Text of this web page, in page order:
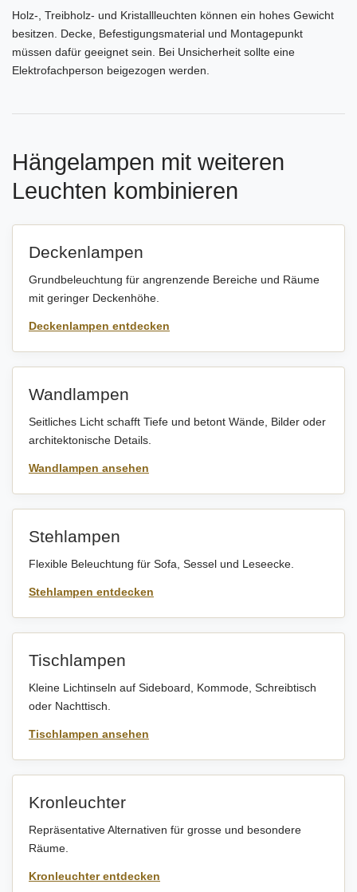
Holz-, Treibholz- und Kristallleuchten können ein hohes Gewicht
besitzen. Decke, Befestigungsmaterial und Montagepunkt
müssen dafür geeignet sein. Bei Unsicherheit sollte eine
Elektrofachperson beigezogen werden.
Hängelampen mit weiteren
Leuchten kombinieren
Deckenlampen
Grundbeleuchtung für angrenzende Bereiche und Räume
mit geringer Deckenhöhe.
Deckenlampen entdecken
Wandlampen
Seitliches Licht schafft Tiefe und betont Wände, Bilder oder
architektonische Details.
Wandlampen ansehen
Stehlampen
Flexible Beleuchtung für Sofa, Sessel und Leseecke.
Stehlampen entdecken
Tischlampen
Kleine Lichtinseln auf Sideboard, Kommode, Schreibtisch
oder Nachttisch.
Tischlampen ansehen
Kronleuchter
Repräsentative Alternativen für grosse und besondere
Räume.
Kronleuchter entdecken